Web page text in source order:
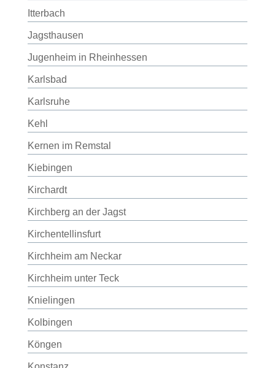
Itterbach
Jagsthausen
Jugenheim in Rheinhessen
Karlsbad
Karlsruhe
Kehl
Kernen im Remstal
Kiebingen
Kirchardt
Kirchberg an der Jagst
Kirchentellinsfurt
Kirchheim am Neckar
Kirchheim unter Teck
Knielingen
Kolbingen
Köngen